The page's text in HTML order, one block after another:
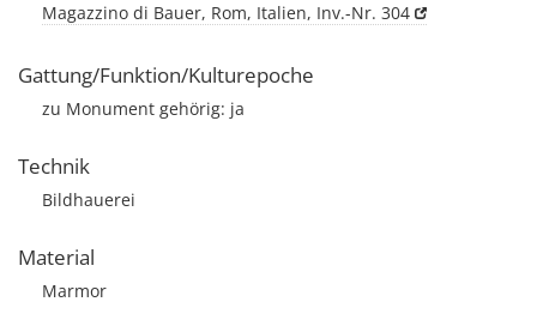
Magazzino di Bauer, Rom, Italien, Inv.-Nr. 304
Gattung/Funktion/Kulturepoche
zu Monument gehörig: ja
Technik
Bildhauerei
Material
Marmor